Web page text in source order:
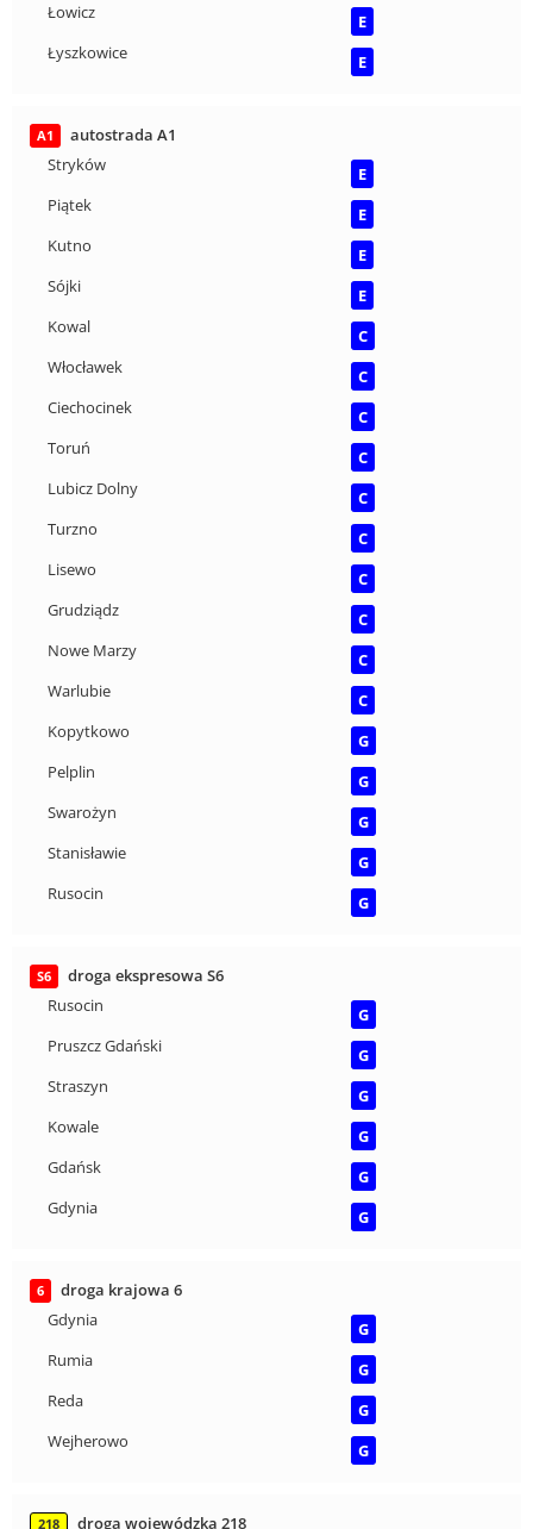
Łowicz
E
Łyszkowice
E
A1
autostrada A1
Stryków
E
Piątek
E
Kutno
E
Sójki
E
Kowal
C
Włocławek
C
Ciechocinek
C
Toruń
C
Lubicz Dolny
C
Turzno
C
Lisewo
C
Grudziądz
C
Nowe Marzy
C
Warlubie
C
Kopytkowo
G
Pelplin
G
Swarożyn
G
Stanisławie
G
Rusocin
G
S6
droga ekspresowa S6
Rusocin
G
Pruszcz Gdański
G
Straszyn
G
Kowale
G
Gdańsk
G
Gdynia
G
6
droga krajowa 6
Gdynia
G
Rumia
G
Reda
G
Wejherowo
G
218
droga wojewódzka 218